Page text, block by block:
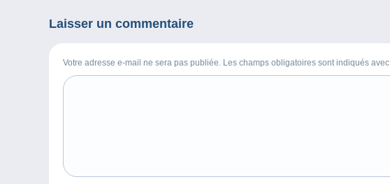
Laisser un commentaire
Votre adresse e-mail ne sera pas publiée. Les champs obligatoires sont indiqués avec